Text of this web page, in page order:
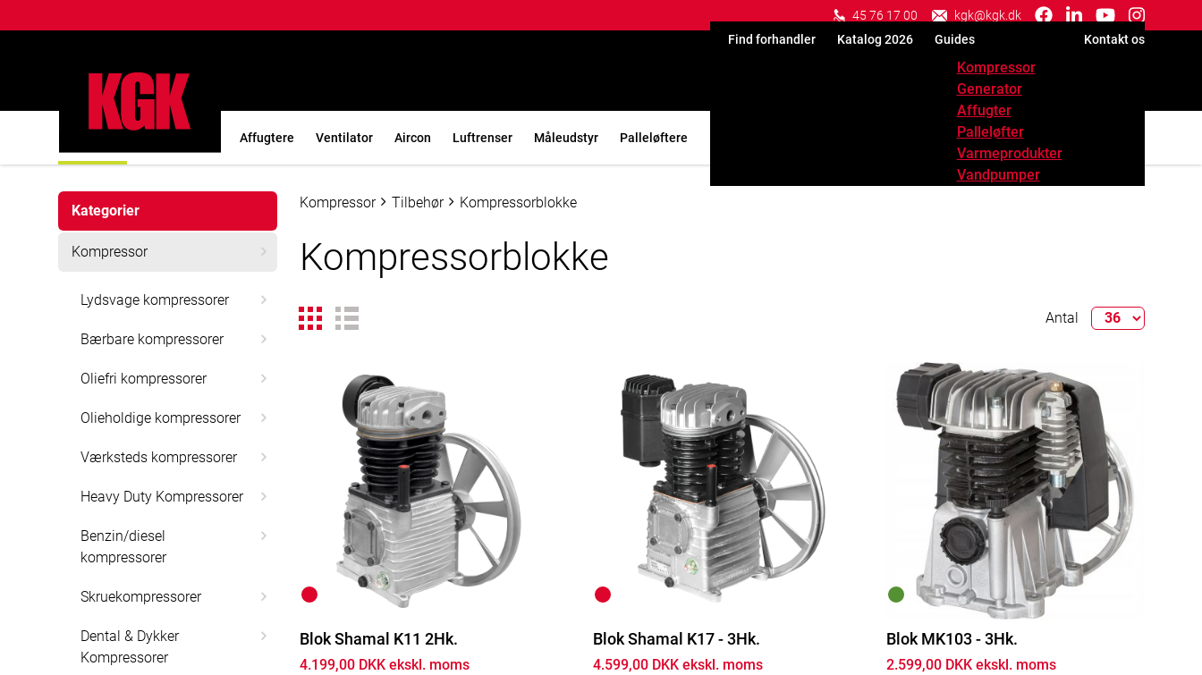
45 76 17 00 kgk@kgk.dk
facebook
linkedin
brands
youtubeinstagram
Find forhandler
Katalog 2026 Guides
Kompressor
Generator
Affugter
Palleløfter
Varmeprodukter
Vandpumper
Kontakt os
Affugtere Ventilator Aircon Luftrenser Måleudstyr Palleløftere
Kategorier
Kompressor
Lydsvage kompressorer
Bærbare kompressorer
Oliefri kompressorer
Olieholdige kompressorer
Værksteds kompressorer
Heavy Duty Kompressorer
Benzin/diesel
kompressorer
Skruekompressorer
Dental & Dykker
Kompressorer
Kompressor Tilbehør Kompressorblokke
Kompressorblokke
Antal
Blok Shamal K11 2Hk.
4.199,00 DKK ekskl. moms
Blok Shamal K17 - 3Hk.
4.599,00 DKK ekskl. moms
Blok MK103 - 3Hk.
2.599,00 DKK ekskl. moms